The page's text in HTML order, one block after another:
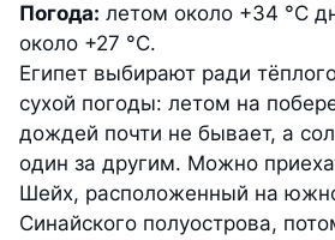
Погода: летом около +34 °С
около +27 °С.
Египет выбирают ради
сухой погоды: летом на
дождей почти не бывает, а
один за другим. Можно
Шейх, расположенный на
Синайского полуострова,